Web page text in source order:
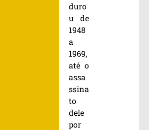
duro
u de
1948
a
1969,
até o
assa
ssina
to
dele
por